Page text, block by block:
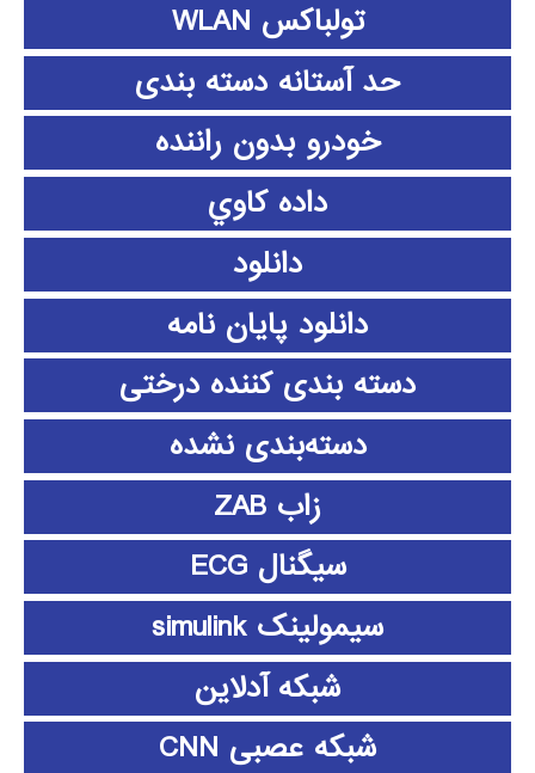
تولباکس WLAN
حد آستانه دسته بندی
خودرو بدون راننده
داده كاوي
دانلود
دانلود پايان نامه
دسته بندی کننده درختی
دسته‌بندی نشده
زاب ZAB
سیگنال ECG
سیمولینک simulink
شبکه آدلاین
شبکه عصبی CNN